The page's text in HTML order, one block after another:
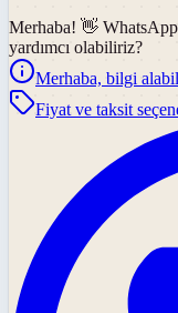
Merhaba! 👋
yardımcı olabiliriz?
Merhaba, bilgi
Fiyat ve taksit